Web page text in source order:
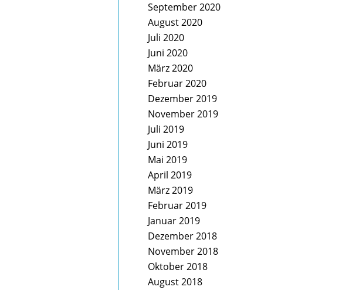
September 2020
August 2020
Juli 2020
Juni 2020
März 2020
Februar 2020
Dezember 2019
November 2019
Juli 2019
Juni 2019
Mai 2019
April 2019
März 2019
Februar 2019
Januar 2019
Dezember 2018
November 2018
Oktober 2018
August 2018